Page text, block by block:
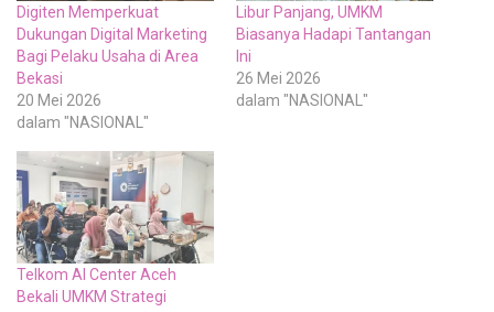
Digiten Memperkuat
Dukungan Digital Marketing
Bagi Pelaku Usaha di Area
Bekasi
20 Mei 2026
dalam "NASIONAL"
Libur Panjang, UMKM
Biasanya Hadapi Tantangan
Ini
26 Mei 2026
dalam "NASIONAL"
Telkom AI Center Aceh
Bekali UMKM Strategi